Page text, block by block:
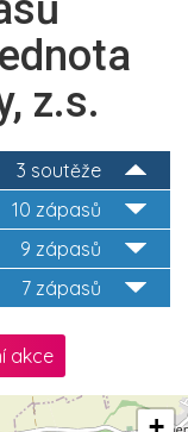
z.s.
3 soutěže
10 zápasů
9 zápasů
7 zápasů
akce